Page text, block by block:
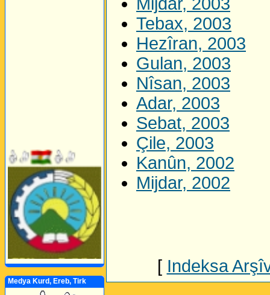
Medya Kurd, Ereb, Tirk
Tebax, 2003
Hezîran, 2003
Gulan, 2003
Nîsan, 2003
Adar, 2003
Sebat, 2003
Çile, 2003
Kanûn, 2002
Mijdar, 2002
[ Indeksa